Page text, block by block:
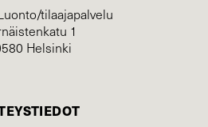
tilaajapalvelu
1
Helsinki